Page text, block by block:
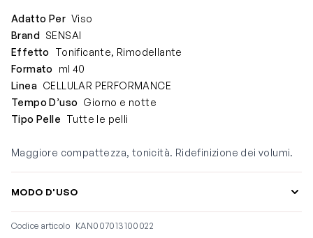
Adatto Per Viso
Brand SENSAI
Effetto
Tonificante, Rimodellante
Formato
ml 40
Linea CELLULAR PERFORMANCE
Tempo D’uso Giorno e notte
Tipo Pelle Tutte le pelli
Maggiore compattezza, tonicità. Ridefinizione dei volumi.
MODO D'USO
Codice articolo KAN007013100022